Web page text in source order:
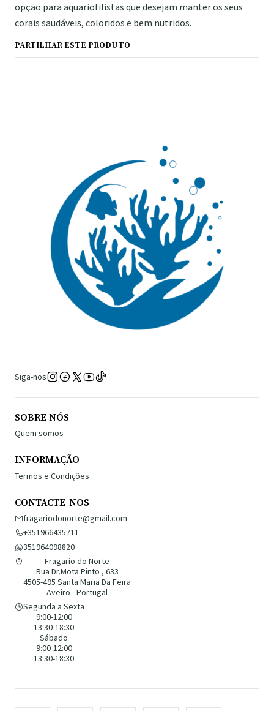
opção para aquariofilistas que desejam manter os seus
corais saudáveis, coloridos e bem nutridos.
PARTILHAR ESTE PRODUTO
Siga-nos
SOBRE NÓS
Quem somos
INFORMAÇÃO
Termos e Condições
CONTACTE-NOS
fragariodonorte@gmail.com
+351966435711
351964098820
Fragario do Norte
Rua Dr.Mota Pinto , 633
4505-495 Santa Maria Da Feira
Aveiro - Portugal
Segunda a Sexta
9:00-12:00
13:30-18:30
Sábado
9:00-12:00
13:30-18:30